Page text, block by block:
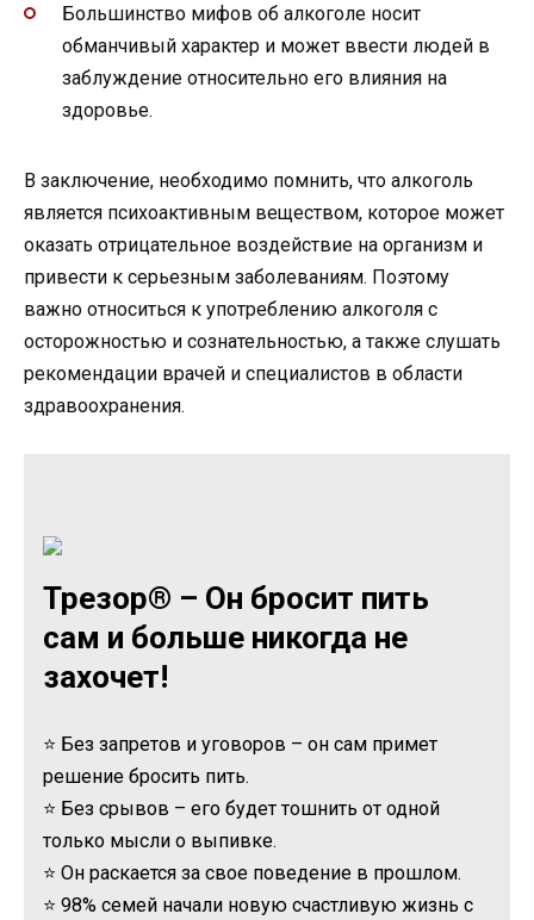
Большинство мифов об алкоголе носит
обманчивый характер и может ввести людей в
заблуждение относительно его влияния на
здоровье.
В заключение, необходимо помнить, что алкоголь
является психоактивным веществом, которое может
оказать отрицательное воздействие на организм и
привести к серьезным заболеваниям. Поэтому
важно относиться к употреблению алкоголя с
осторожностью и сознательностью, а также слушать
рекомендации врачей и специалистов в области
здравоохранения.
Трезор® – Он бросит пить
сам и больше никогда не
захочет!
⭐ Без запретов и уговоров – он сам примет
решение бросить пить.
⭐ Без срывов – его будет тошнить от одной
только мысли о выпивке.
⭐ Он раскается за свое поведение в прошлом.
⭐ 98% семей начали новую счастливую жизнь с